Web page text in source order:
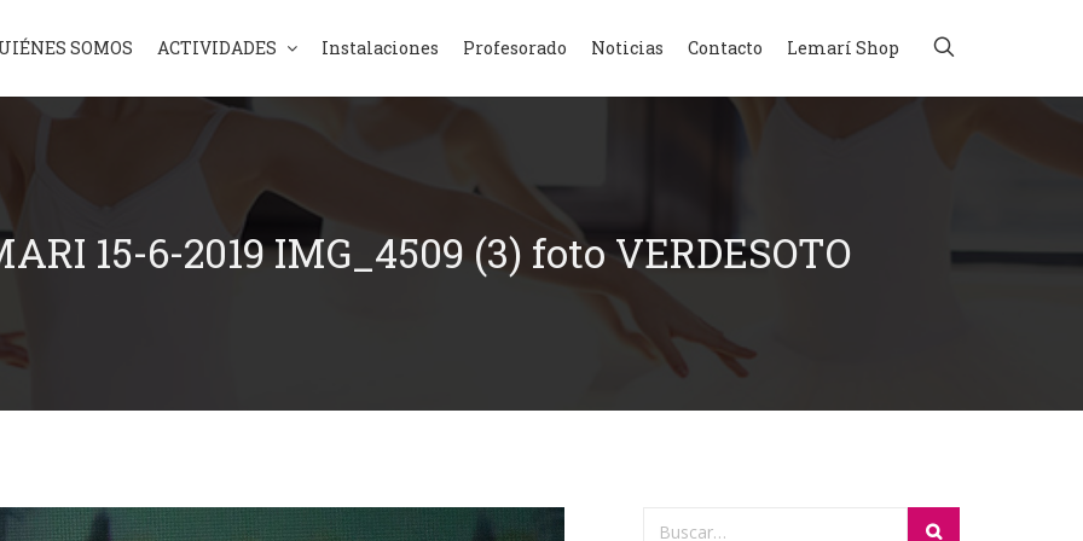
SOMOS ACTIVIDADES Instalaciones Profesorado Noticias Contacto Lemarí Shop
15-6-2019 IMG_4509 (3) foto VERDESOTO